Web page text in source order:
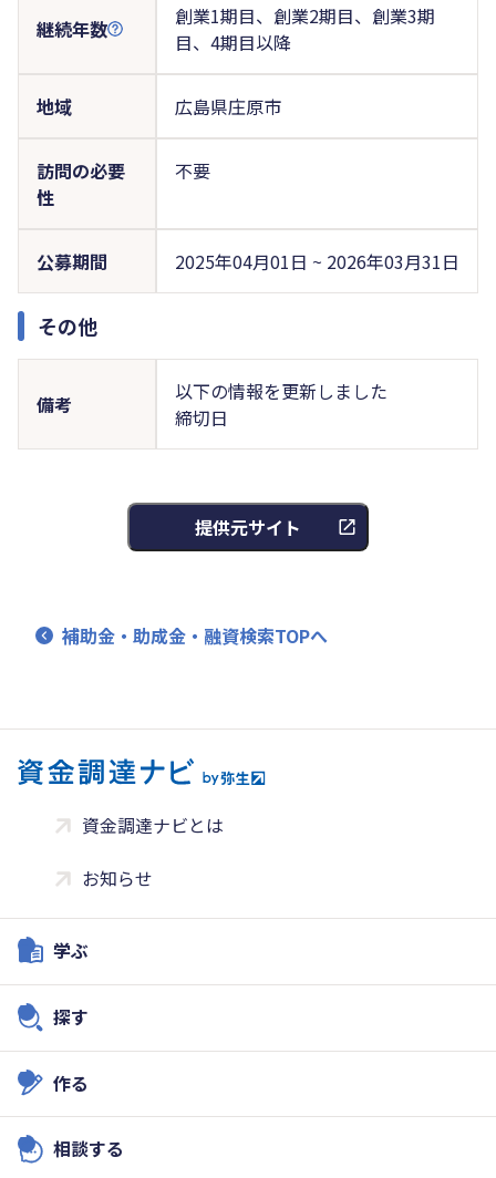
継続年数
創業1期目、創業2期目、創業3期
目、4期目以降
地域 広島県庄原市
訪問の必要
性
不要
公募期間 2025年04月01日 ~ 2026年03月31日
その他
備考
以下の情報を更新しました
締切日
提供元サイト
補助金・助成金・融資検索TOPへ
資金調達ナビとは
お知らせ
学ぶ
探す
作る
相談する